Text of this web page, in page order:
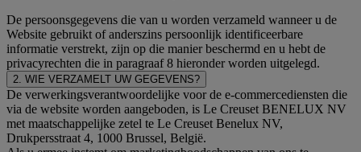
De persoonsgegevens die van u worden verzameld wanneer u de
Website gebruikt of anderszins persoonlijk identificeerbare
informatie verstrekt, zijn op die manier beschermd en u hebt de
privacyrechten die in paragraaf 8 hieronder worden uitgelegd.
2. WIE VERZAMELT UW GEGEVENS?
De verwerkingsverantwoordelijke voor de e-commercediensten die
via de website worden aangeboden, is Le Creuset BENELUX NV
met maatschappelijke zetel te Le Creuset Benelux NV,
Drukpersstraat 4, 1000 Brussel, België.